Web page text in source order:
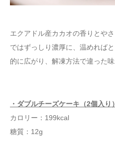
エクアドル産カカオの香りとや
ではずっしり濃厚に、温めれば
的に広がり、解凍方法で違った
・ダブルチーズケーキ（2個入り）
カロリー：199kcal
糖質：12g